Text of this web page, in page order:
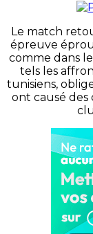
Le match
épreuve
comme dans
tels les
tunisiens,
ont causé des